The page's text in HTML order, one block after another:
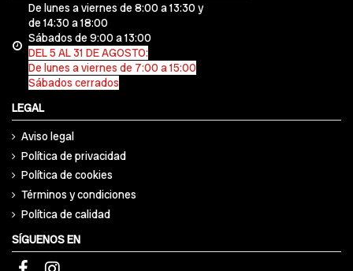
De lunes a viernes de 8:00 a 13:30 y
de 14:30 a 18:00
Sábados de 9:00 a 13:00
DEL 5 AL 31 DE AGOSTO:
De lunes a viernes de 7:00 a 15:00
Sábados cerrados
LEGAL
Aviso legal
Política de privacidad
Política de cookies
Términos y condiciones
Política de calidad
SÍGUENOS EN